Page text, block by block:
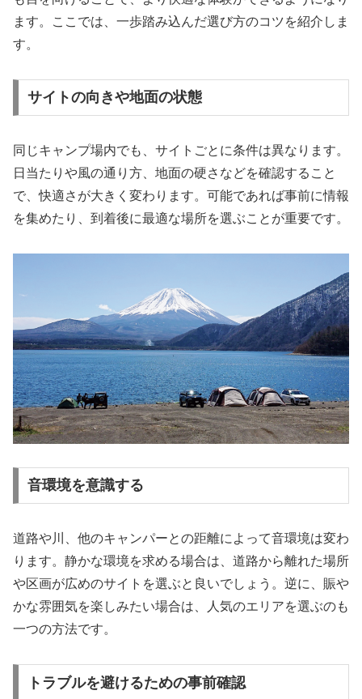
ます。ここでは、一歩踏み込んだ選び方のコツを紹介しま
す。
サイトの向きや地面の状態
同じキャンプ場内でも、サイトごとに条件は異なります。
日当たりや風の通り方、地面の硬さなどを確認すること
で、快適さが大きく変わります。可能であれば事前に情報
を集めたり、到着後に最適な場所を選ぶことが重要です。
音環境を意識する
道路や川、他のキャンパーとの距離によって音環境は変わ
ります。静かな環境を求める場合は、道路から離れた場所
や区画が広めのサイトを選ぶと良いでしょう。逆に、賑や
かな雰囲気を楽しみたい場合は、人気のエリアを選ぶのも
一つの方法です。
トラブルを避けるための事前確認